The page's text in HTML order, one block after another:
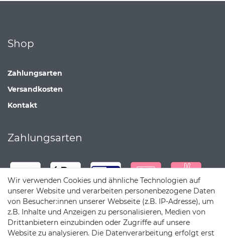
Shop
Zahlungsarten
Versandkosten
Kontakt
Zahlungsarten
Wir verwenden Cookies und ähnliche Technologien auf
unserer Website und verarbeiten personenbezogene Daten
von Besucher:innen unserer Webseite (z.B. IP-Adresse), um
z.B. Inhalte und Anzeigen zu personalisieren, Medien von
Drittanbietern einzubinden oder Zugriffe auf unsere
Website zu analysieren. Die Datenverarbeitung erfolgt erst